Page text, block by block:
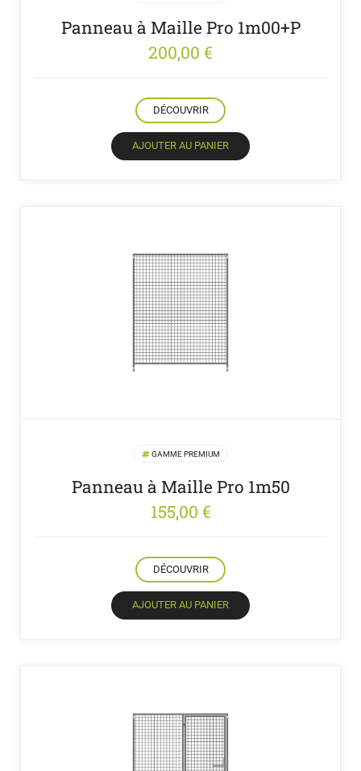
Panneau à Maille Pro 1m00+P
200,00 €
DÉCOUVRIR
AJOUTER AU PANIER
GAMME PREMIUM
Panneau à Maille Pro 1m50
155,00 €
DÉCOUVRIR
AJOUTER AU PANIER